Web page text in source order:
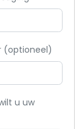
(optioneel)
u uw